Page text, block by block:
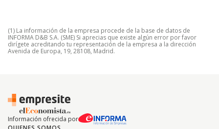
(1) La información de la empresa procede de la base de datos de
INFORMA D&B S.A. (SME) Si aprecias que existe algún error por favor
dirígete acreditando tu representación de la empresa a la dirección
Avenida de Europa, 19, 28108, Madrid.
Información ofrecida por